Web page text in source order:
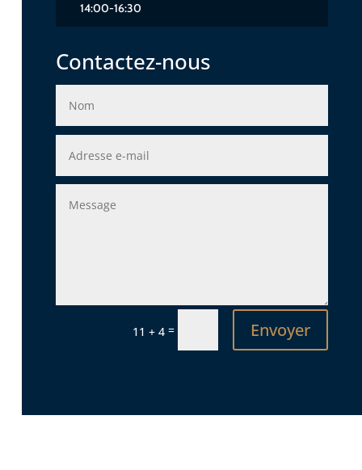
14:00-16:30
Contactez-nous
11 + 4= Envoyer